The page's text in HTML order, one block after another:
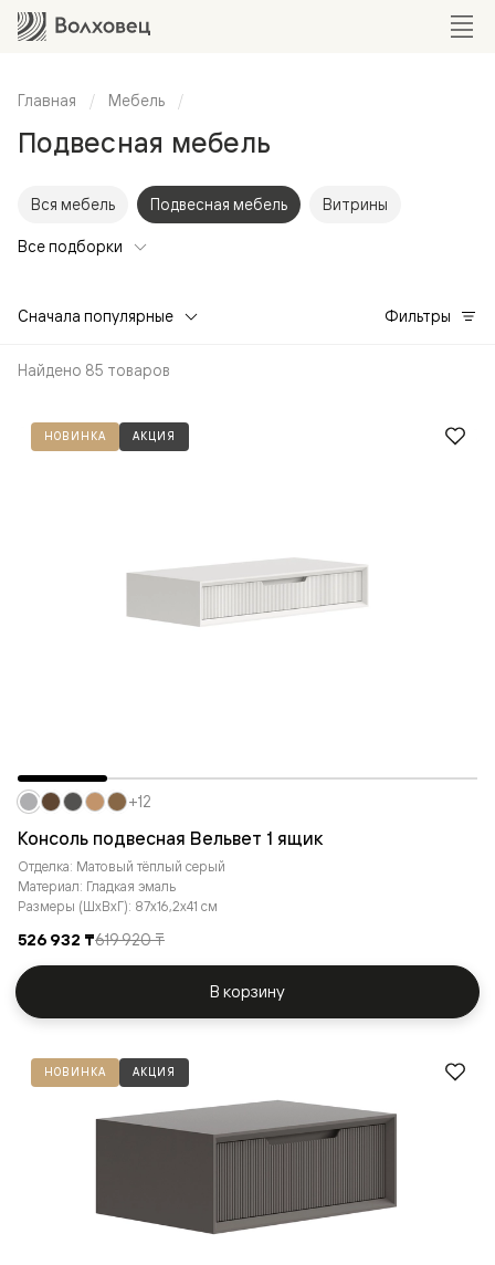
Главная Мебель
Подвесная мебель
Вся мебель Подвесная мебель Витрины
Все подборки
Сначала популярные Фильтры
Найдено 85 товаров
НОВИНКА АКЦИЯ
Консоль подвесная Вельвет 1 ящик
Отделка: Матовый тёплый серый
Материал: Гладкая эмаль
Размеры (ШxВxГ): 87x16,2x41 см
526 932 ₸619 920 ₸
+12
В корзину
НОВИНКА АКЦИЯ